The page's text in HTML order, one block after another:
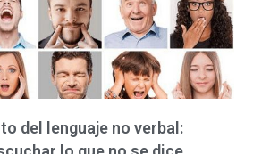
del lenguaje no verbal: